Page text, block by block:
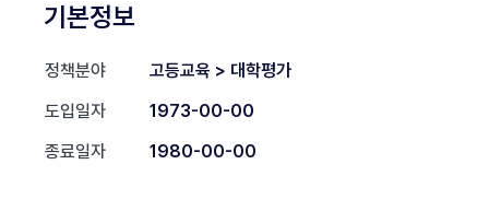
기본정보
정책분야
고등교육 > 대학평가
도입일자
1973-00-00
종료일자
1980-00-00